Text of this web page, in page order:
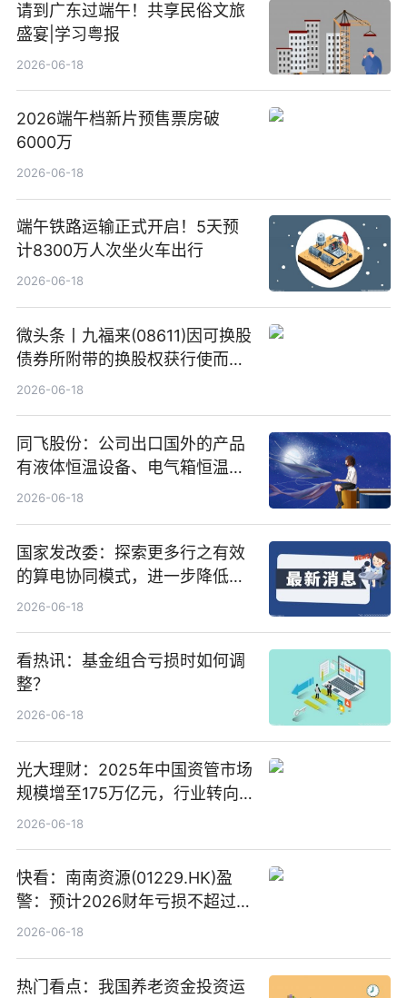
请到广东过端午！共享民俗文旅
盛宴|学习粤报
2026-06-18
2026端午档新片预售票房破
6000万
2026-06-18
端午铁路运输正式开启！5天预
计8300万人次坐火车出行
2026-06-18
微头条丨九福来(08611)因可换股
债券所附带的换股权获行使而发
行5200万股
2026-06-18
同飞股份：公司出口国外的产品
有液体恒温设备、电气箱恒温装
置、纯水冷却单元和特种换热器
2026-06-18
国家发改委：探索更多行之有效
的算电协同模式，进一步降低网
络传输时延_最资讯
2026-06-18
看热讯：基金组合亏损时如何调
整？
2026-06-18
光大理财：2025年中国资管市场
规模增至175万亿元，行业转向
“量质并重”
2026-06-18
快看：南南资源(01229.HK)盈
警：预计2026财年亏损不超过
1000万港元
2026-06-18
热门看点：我国养老资金投资运